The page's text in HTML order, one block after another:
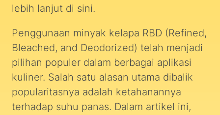
lebih lanjut di sini.
Penggunaan minyak kelapa RBD (Refined,
Bleached, and Deodorized) telah menjadi
pilihan populer dalam berbagai aplikasi
kuliner. Salah satu alasan utama dibalik
popularitasnya adalah ketahanannya
terhadap suhu panas. Dalam artikel ini,